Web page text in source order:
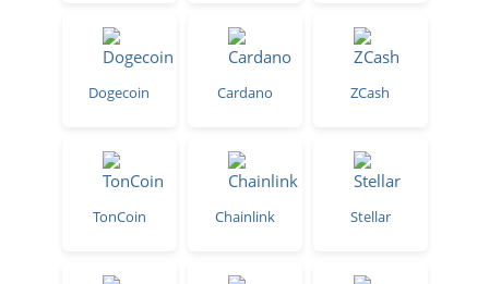
Dogecoin Cardano ZCash
TonCoin Chainlink Stellar